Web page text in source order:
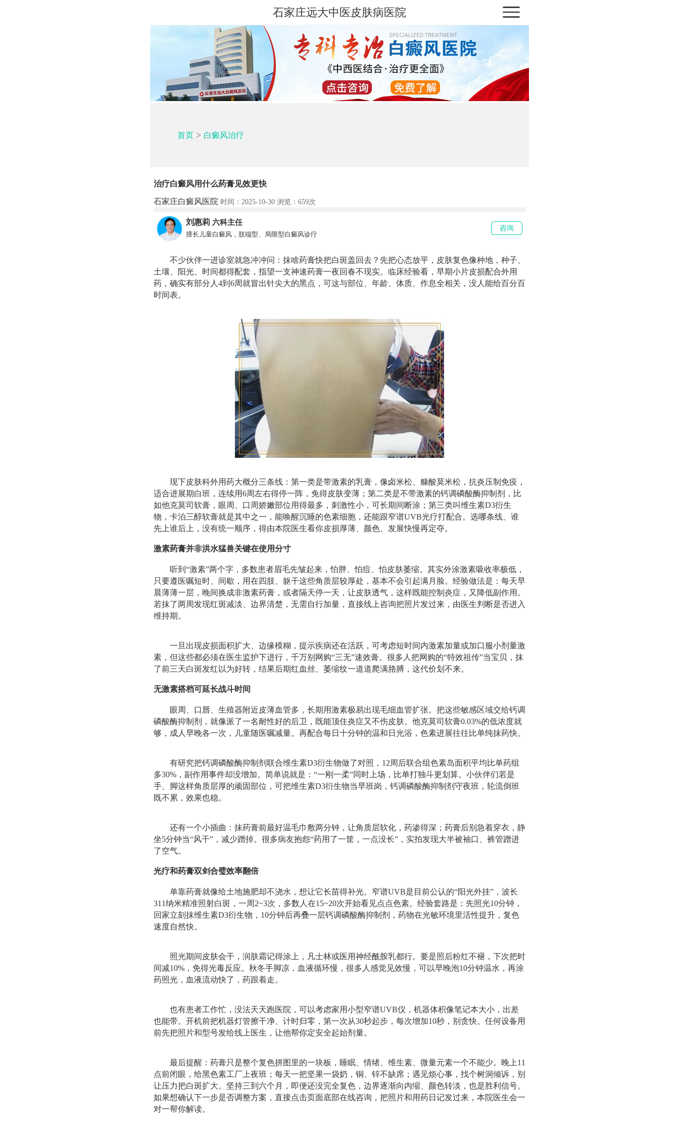
石家庄远大中医皮肤病医院
首页> 白癜风治疗
治疗白癜风用什么药膏见效更快
石家庄白癜风医院 时间：2025-10-30 浏览： 659次
刘惠莉 六科主任
擅长儿童白癜风，肢端型、局限型白癜风诊疗
咨询
不少伙伴一进诊室就急冲冲问：抹啥药膏快把白斑盖回去？先把心态放平，皮肤复色像种地，种子、
土壤、阳光、时间都得配套，指望一支神速药膏一夜回春不现实。临床经验看，早期小片皮损配合外用
药，确实有部分人4到6周就冒出针尖大的黑点，可这与部位、年龄、体质、作息全相关，没人能给百分百
时间表。
现下皮肤科外用药大概分三条线：第一类是带激素的乳膏，像卤米松、糠酸莫米松，抗炎压制免疫，
适合进展期白班，连续用6周左右得停一阵，免得皮肤变薄；第二类是不带激素的钙调磷酸酶抑制剂，比
如他克莫司软膏，眼周、口周娇嫩部位用得最多，刺激性小，可长期间断涂；第三类叫维生素D3衍生
物，卡泊三醇软膏就是其中之一，能唤醒沉睡的色素细胞，还能跟窄谱UVB光疗打配合。选哪条线、谁
先上谁后上，没有统一顺序，得由本院医生看你皮损厚薄、颜色、发展快慢再定夺。
激素药膏并非洪水猛兽关键在使用分寸
听到“激素”两个字，多数患者眉毛先皱起来，怕胖、怕痘、怕皮肤萎缩。其实外涂激素吸收率极低，
只要遵医嘱短时、间歇，用在四肢、躯干这些角质层较厚处，基本不会引起满月脸。经验做法是：每天早
晨薄薄一层，晚间换成非激素药膏，或者隔天停一天，让皮肤透气，这样既能控制炎症，又降低副作用。
若抹了两周发现红斑减淡、边界清楚，无需自行加量，直接线上咨询把照片发过来，由医生判断是否进入
维持期。
一旦出现皮损面积扩大、边缘模糊，提示疾病还在活跃，可考虑短时间内激素加量或加口服小剂量激
素，但这些都必须在医生监护下进行，千万别网购“三无”速效膏。很多人把网购的“特效祖传”当宝贝，抹
了前三天白斑发红以为好转，结果后期红血丝、萎缩纹一道道爬满胳膊，这代价划不来。
无激素搭档可延长战斗时间
眼周、口唇、生殖器附近皮薄血管多，长期用激素极易出现毛细血管扩张。把这些敏感区域交给钙调
磷酸酶抑制剂，就像派了一名耐性好的后卫，既能顶住炎症又不伤皮肤。他克莫司软膏0.03%的低浓度就
够，成人早晚各一次，儿童随医嘱减量。再配合每日十分钟的温和日光浴，色素进展往往比单纯抹药快。
有研究把钙调磷酸酶抑制剂联合维生素D3衍生物做了对照，12周后联合组色素岛面积平均比单药组
多30%，副作用事件却没增加。简单说就是：“一刚一柔”同时上场，比单打独斗更划算。小伙伴们若是
手、脚这样角质层厚的顽固部位，可把维生素D3衍生物当早班岗，钙调磷酸酶抑制剂守夜班，轮流倒班
既不累，效果也稳。
还有一个小插曲：抹药膏前最好温毛巾敷两分钟，让角质层软化，药渗得深；药膏后别急着穿衣，静
坐5分钟当“风干”，减少蹭掉。很多病友抱怨“药用了一筐，一点没长”，实拍发现大半被袖口、裤管蹭进
了空气。
光疗和药膏双剑合璧效率翻倍
单靠药膏就像给土地施肥却不浇水，想让它长苗得补光。窄谱UVB是目前公认的“阳光外挂”，波长
311纳米精准照射白斑，一周2~3次，多数人在15~20次开始看见点点色素。经验套路是：先照光10分钟，
回家立刻抹维生素D3衍生物，10分钟后再叠一层钙调磷酸酶抑制剂，药物在光敏环境里活性提升，复色
速度自然快。
照光期间皮肤会干，润肤霜记得涂上，凡士林或医用神经酰胺乳都行。要是照后粉红不褪，下次把时
间减10%，免得光毒反应。秋冬手脚凉，血液循环慢，很多人感觉见效慢，可以早晚泡10分钟温水，再涂
药照光，血液流动快了，药跟着走。
也有患者工作忙，没法天天跑医院，可以考虑家用小型窄谱UVB仪，机器体积像笔记本大小，出差
也能带。开机前把机器灯管擦干净、计时归零，第一次从30秒起步，每次增加10秒，别贪快。任何设备用
前先把照片和型号发给线上医生，让他帮你定安全起始剂量。
最后提醒：药膏只是整个复色拼图里的一块板，睡眠、情绪、维生素、微量元素一个不能少。晚上11
点前闭眼，给黑色素工厂上夜班；每天一把坚果一袋奶，铜、锌不缺席；遇见烦心事，找个树洞倾诉，别
让压力把白斑扩大。坚持三到六个月，即便还没完全复色，边界逐渐向内缩、颜色转淡，也是胜利信号。
如果想确认下一步是否调整方案，直接点击页面底部在线咨询，把照片和用药日记发过来，本院医生会一
对一帮你解读。